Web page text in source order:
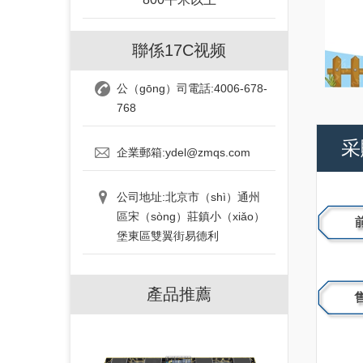
聯係17C视频
公（gōng）司電話:4006-678-
768
企業郵箱:ydel@zmqs.com
公司地址:北京市（shì）通州
區宋（sòng）莊鎮小（xiǎo）
堡東區雙翼街易德利
產品推薦